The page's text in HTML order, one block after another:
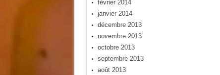
février 2014
janvier 2014
décembre 2013
novembre 2013
octobre 2013
septembre 2013
août 2013